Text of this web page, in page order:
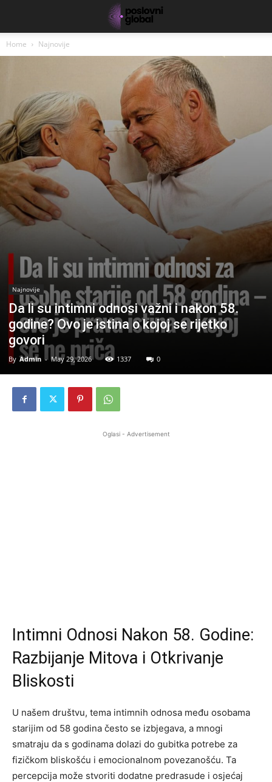
Home Najnovije
Najnovije
Da li su intimni odnosi važni i nakon 58.
godine? Ovo je istina o kojoj se rijetko
govori
By Admin - May 29, 2026 1337 0
Oglasi - Advertisement
Intimni Odnosi Nakon 58. Godine:
Razbijanje Mitova i Otkrivanje
Bliskosti
U našem društvu, tema intimnih odnosa među osobama
starijim od 58 godina često se izbjegava, a mnogi
smatraju da s godinama dolazi do gubitka potrebe za
fizičkom bliskošću i emocionalnom povezanošću. Ta
percepcija može stvoriti dodatne predrasude i osjećaj